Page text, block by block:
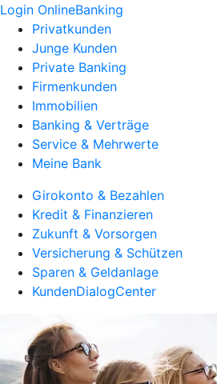
Login OnlineBanking
Privatkunden
Junge Kunden
Private Banking
Firmenkunden
Immobilien
Banking & Verträge
Service & Mehrwerte
Meine Bank
Girokonto & Bezahlen
Kredit & Finanzieren
Zukunft & Vorsorgen
Versicherung & Schützen
Sparen & Geldanlage
KundenDialogCenter